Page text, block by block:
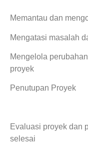
Memantau dan
Mengatasi masalah
Mengelola
proyek
Penutupan Proyek
Evaluasi proyek dan
selesai